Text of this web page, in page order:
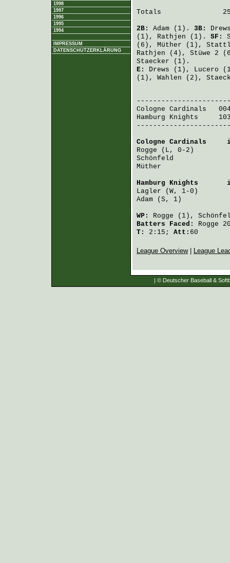
1998
1997
1996
1995
1994
IMPRESSUM
DATENSCHUTZERKLÄRUNG
Totals               25
2B: Adam (1). 3B:
(1), Rathjen (1). SF:
(6), Müther (1),
Rathjen (4), Stüwe 2
Staecker (1).
E: Drews (1), Lucero
(1), Wahlen (2),
Cologne Cardinals
Hamburg Knights
Cologne Cardinals
Rogge (L, 0-2)
Schönfeld
Müther
Hamburg Knights
Lagler (W, 1-0)
Adam (S, 1)
WP: Rogge (1),
Batters Faced: Rogge
T:
2:15; Att: 60
League Overview| League
| © Deutscher Baseball &